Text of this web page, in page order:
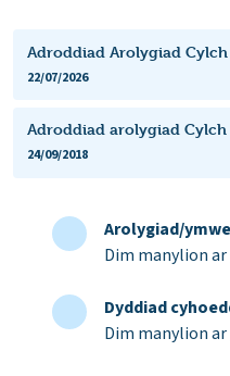
Adroddiad Arolygiad
22/07/2026
Adroddiad arolygiad
24/09/2018
Arolygiad/
Dim manylion ar
Dyddiad
Dim manylion ar